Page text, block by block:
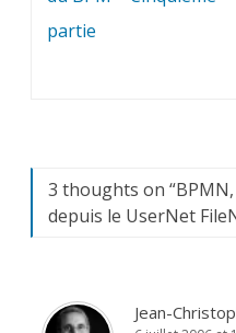
l’article
partie
3 thoughts on “
depuis le UserNet
Jean-